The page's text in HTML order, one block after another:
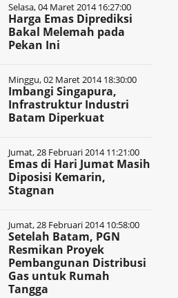
Selasa, 04 Maret 2014 16:27:00
Harga Emas Diprediksi
Bakal Melemah pada
Pekan Ini
Minggu, 02 Maret 2014 18:30:00
Imbangi Singapura,
Infrastruktur Industri
Batam Diperkuat
Jumat, 28 Februari 2014 11:21:00
Emas di Hari Jumat Masih
Diposisi Kemarin,
Stagnan
Jumat, 28 Februari 2014 10:58:00
Setelah Batam, PGN
Resmikan Proyek
Pembangunan Distribusi
Gas untuk Rumah
Tangga